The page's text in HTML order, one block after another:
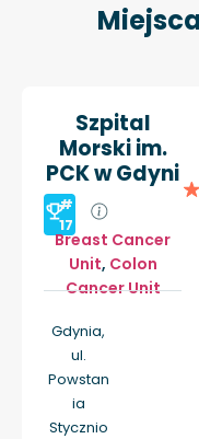
Szpital
Morski im.
PCK w Gdyni
#
17
Breast Cancer
Unit, Colon
Cancer Unit
Gdynia,
ul.
Powstan
ia
Stycznio